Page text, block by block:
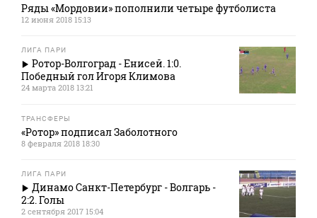
Ряды «Мордовии» пополнили четыре футболиста
12 июня 2018 15:13
ЛИГА ПАРИ
Ротор-Волгоград - Енисей. 1:0.
Победный гол Игоря Климова
24 марта 2018 13:21
ТРАНСФЕРЫ
«Ротор» подписал Заболотного
8 февраля 2018 18:30
ЛИГА ПАРИ
Динамо Санкт-Петербург - Волгарь -
2:2. Голы
2 сентября 2017 15:04